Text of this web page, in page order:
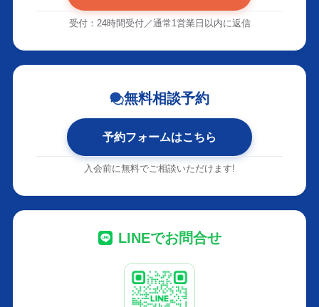
受付：24時間受付／通常1営業日以内に返信
無料相談予約
予約フォームはこちら
入会前に無料でご相談いただけます!
LINEでお問合せ